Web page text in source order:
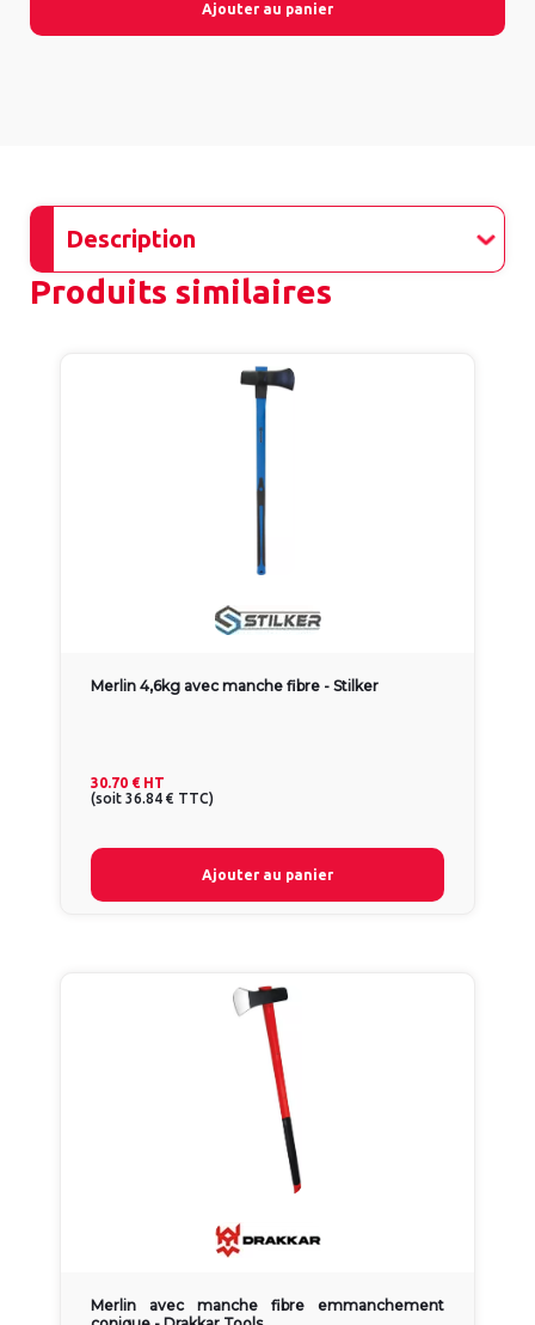
Ajouter au panier
Description
Produits similaires
Merlin 4,6kg avec manche fibre - Stilker
30.70 € HT
(soit 36.84 € TTC)
Ajouter au panier
Merlin avec manche fibre emmanchement